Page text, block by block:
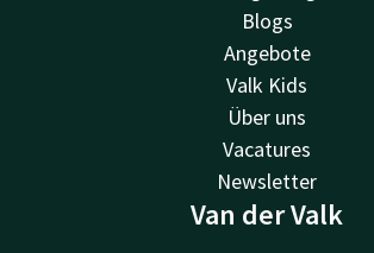
Blogs
Angebote
Valk Kids
Über uns
Vacatures
Newsletter
Van der Valk